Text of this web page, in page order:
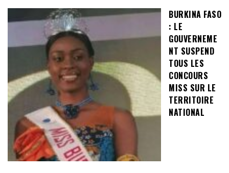
BURKINA FASO
: LE
GOUVERNEME
NT SUSPEND
TOUS LES
CONCOURS
MISS SUR LE
TERRITOIRE
NATIONAL